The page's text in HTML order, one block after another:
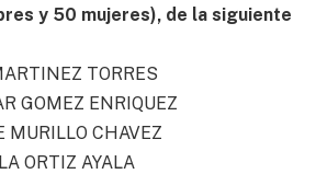
y 50 mujeres), de la siguiente
TORRES
GOMEZ ENRIQUEZ
MURILLO CHAVEZ
ORTIZ AYALA